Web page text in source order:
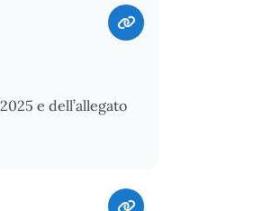
e dell’allegato